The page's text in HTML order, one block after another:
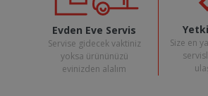
Evden Eve Servis
Servise gidecek vaktiniz
yoksa ürününüzü
evinizden alalım
Size en